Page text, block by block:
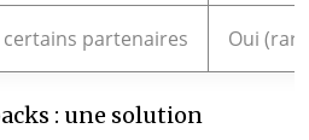
partenaires Oui
: une solution